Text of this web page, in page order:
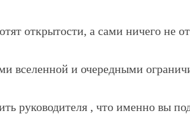
открытости, а сами ничего не
вселенной и очередными
руководителя , что именно вы